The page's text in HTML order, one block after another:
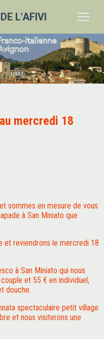
L'AFIVI
mercredi 18
sommes en mesure de vous
à San Miniato que
et reviendrons le mercredi 18
à San Miniato qui nous
et 55 € en individuel;
douche.
spectaculaire petit village
et nous visiterons une